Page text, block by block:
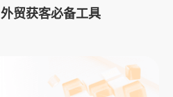
外贸获客必备工具